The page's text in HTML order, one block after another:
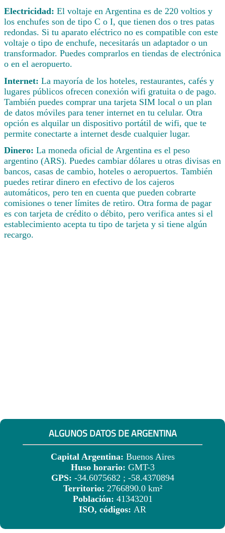
Electricidad: El voltaje en Argentina es de 220 voltios y
los enchufes son de tipo C o I, que tienen dos o tres patas
redondas. Si tu aparato eléctrico no es compatible con este
voltaje o tipo de enchufe, necesitarás un adaptador o un
transformador. Puedes comprarlos en tiendas de electrónica
o en el aeropuerto.
Internet: La mayoría de los hoteles, restaurantes, cafés y
lugares públicos ofrecen conexión wifi gratuita o de pago.
También puedes comprar una tarjeta SIM local o un plan
de datos móviles para tener internet en tu celular. Otra
opción es alquilar un dispositivo portátil de wifi, que te
permite conectarte a internet desde cualquier lugar.
Dinero: La moneda oficial de Argentina es el peso
argentino (ARS). Puedes cambiar dólares u otras divisas en
bancos, casas de cambio, hoteles o aeropuertos. También
puedes retirar dinero en efectivo de los cajeros
automáticos, pero ten en cuenta que pueden cobrarte
comisiones o tener límites de retiro. Otra forma de pagar
es con tarjeta de crédito o débito, pero verifica antes si el
establecimiento acepta tu tipo de tarjeta y si tiene algún
recargo.
ALGUNOS DATOS DE ARGENTINA
Capital Argentina: Buenos Aires
Huso horario: GMT-3
GPS: -34.6075682 ; -58.4370894
Territorio: 2766890.0 km²
Población: 41343201
ISO, códigos: AR